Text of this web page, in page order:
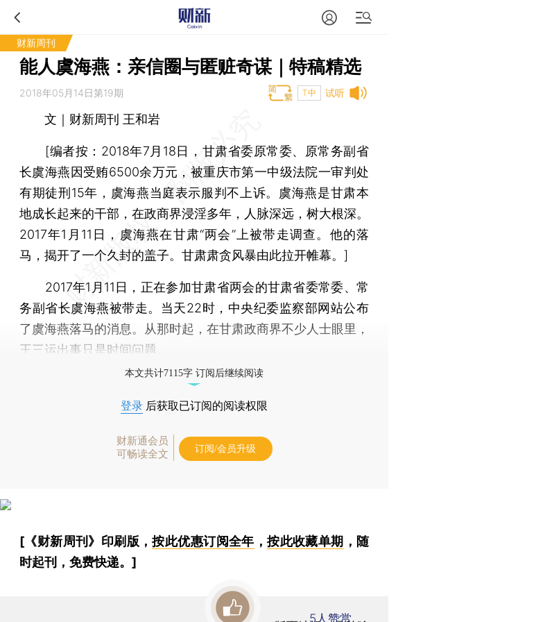
财新周刊
能人虞海燕：亲信圈与匿赃奇谋｜特稿精选
试听
2018年05月14日第19期 T中
文｜财新周刊 王和岩
[编者按： 2018年7月18日，甘肃省委原常委、原常务副省
长虞海燕因受贿6500余万元，被重庆市第一中级法院一审判处
有期徒刑15年，虞海燕当庭表示服判不上诉。虞海燕是甘肃本
地成长起来的干部，在政商界浸淫多年，人脉深远，树大根深。
2017年1月11日，虞海燕在甘肃“两会”上被带走调查。他的落
马，揭开了一个久封的盖子。甘肃肃贪风暴由此拉开帷幕。]
2017年1月11日，正在参加甘肃省两会的甘肃省委常委、常
务副省长虞海燕被带走。当天22时，中央纪委监察部网站公布
了虞海燕落马的消息。从那时起，在甘肃政商界不少人士眼里，
王三运出事只是时间问题。
本文共计7115字 订阅后继续阅读
登录 后获取已订阅的阅读权限
财新通会员
可畅读全文
订阅/会员升级
[《财新周刊》印刷版，按此优惠订阅全年 ，按此收藏单期 ，随
时起刊，免费快递。]
5人赞赏